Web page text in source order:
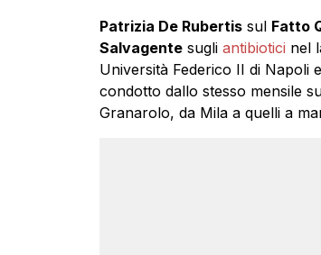
Patrizia De Rubertissul Fatto
Salvagentesugli antibiotici nel
Università Federico II di Napoli
condotto dallo stesso mensile
Granarolo, da Mila a quelli a